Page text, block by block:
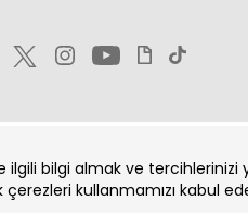
ilgili bilgi almak ve tercihlerinizi
kullanmamızı kabul
A.Ş.